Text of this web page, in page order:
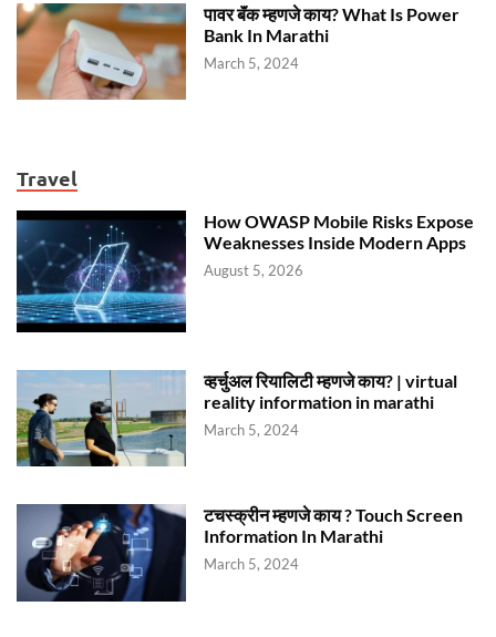
पावर बॅंक म्हणजे काय? What Is Power
Bank In Marathi
March 5, 2024
Travel
How OWASP Mobile Risks Expose
Weaknesses Inside Modern Apps
August 5, 2026
व्हर्चुअल रियालिटी म्हणजे काय? | virtual
reality information in marathi
March 5, 2024
टचस्क्रीन म्हणजे काय ? Touch Screen
Information In Marathi
March 5, 2024